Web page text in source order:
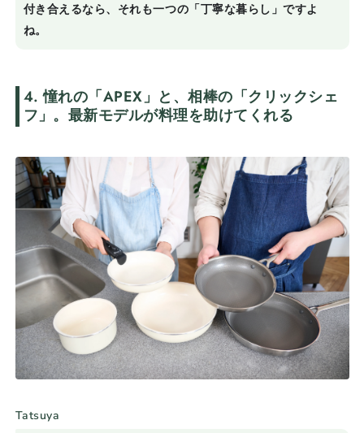
付き合えるなら、それも一つの「丁寧な暮らし」ですよ
ね。
4. 憧れの「APEX」と、相棒の「クリックシェ
フ」。最新モデルが料理を助けてくれる
Tatsuya